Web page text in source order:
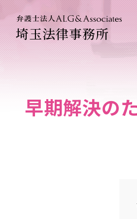
埼玉法律事務所
早期解決の